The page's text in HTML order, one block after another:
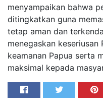
menyampaikan bahwa
ditingkatkan guna
tetap aman dan
menegaskan keseriusan
keamanan Papua serta
maksimal kepada